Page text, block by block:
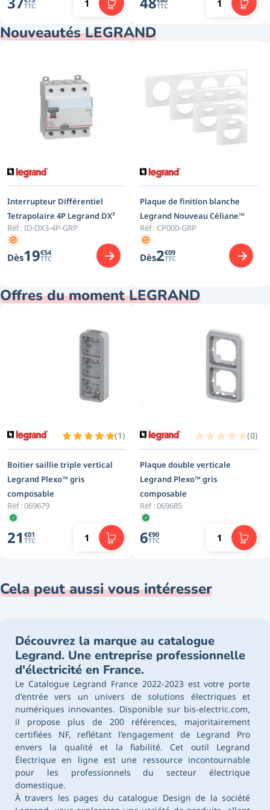
TTC TTC
Nouveautés LEGRAND
Interrupteur Différentiel
Tetrapolaire 4P Legrand DX³
Réf :ID-DX3-4P-GRP
Dès19€54
TTC
Plaque de finition blanche
Legrand Nouveau Céliane™
Réf : CP000-GRP
Dès2€09
TTC
Offres du moment LEGRAND
(1)
Boitier saillie triple vertical
Legrand Plexo™ gris
composable
Réf :069679
21 €01
TTC
(0)
Plaque double verticale
Legrand Plexo™ gris
composable
Réf :069685
6€90
TTC
Cela peut aussi vous intéresser
Découvrez la marque au catalogue
Legrand. Une entreprise professionnelle
d'électricité en France.
Le Catalogue Legrand France 2022-2023 est votre porte
d'entrée vers un univers de solutions électriques et
numériques innovantes. Disponible sur bis-electric.com,
il propose plus de 200 références, majoritairement
certifiées NF, reflétant l'engagement de Legrand Pro
envers la qualité et la fiabilité. Cet outil Legrand
Électrique en ligne est une ressource incontournable
pour les professionnels du secteur électrique
domestique.
À travers les pages du catalogue Design de la société